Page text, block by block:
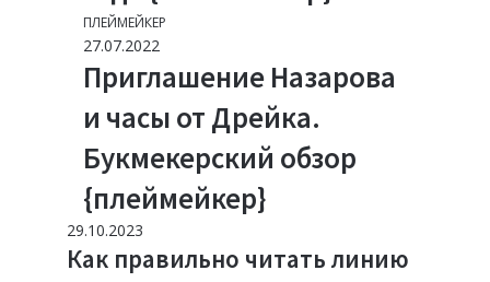
ПЛЕЙМЕЙКЕР
27.07.2022
Приглашение Назарова
и часы от Дрейка.
Букмекерский обзор
{плеймейкер}
29.10.2023
Как правильно читать линию